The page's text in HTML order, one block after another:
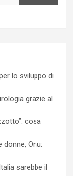
lo sviluppo di
grazie al
cosa
donne, Onu:
sarebbe il